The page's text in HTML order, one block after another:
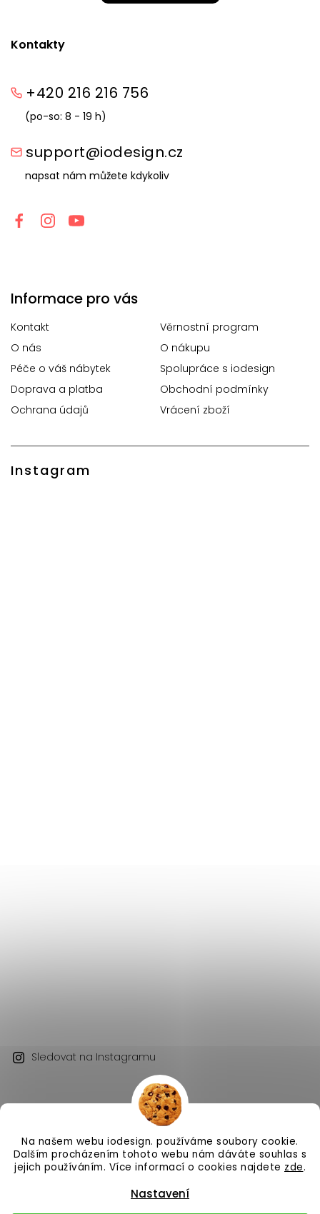
Na našem webu iodesign. používáme soubory cookie.
Dalším procházením tohoto webu nám dáváte souhlas s
jejich používáním. Více informací o cookies najdete zde.
Nastavení
Kontakty
+420 216 216 756
(po-so: 8 - 19 h)
support@iodesign.cz
napsat nám můžete kdykoliv
Informace pro vás
Kontakt
Věrnostní program
O nás
O nákupu
Péče o váš nábytek
Spolupráce s iodesign
Doprava a platba
Obchodní podmínky
Ochrana údajů
Vrácení zboží
Instagram
Sledovat na Instagramu
Copyright 2026iodesign.. Všechna práva vyhrazena.
Shoptet | DesignShoptak.cz